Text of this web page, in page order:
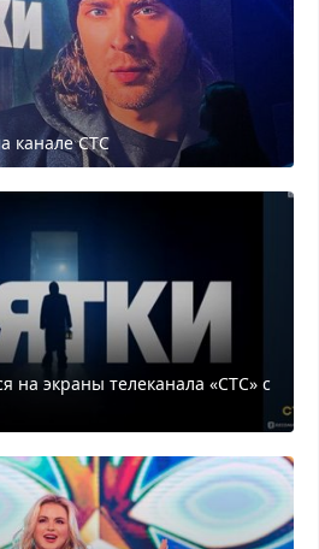
канале СТС
на экраны телеканала «СТС» с